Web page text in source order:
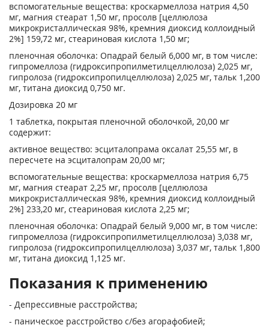
вспомогательные вещества: кроскармеллоза натрия 4,50
мг, магния стеарат 1,50 мг, просолв [целлюлоза
микрокристаллическая 98%, кремния диоксид коллоидный
2%] 159,72 мг, стеариновая кислота 1,50 мг;
пленочная оболочка: Опадрай белый 6,000 мг, в том числе:
гипромеллоза (гидроксипропилметилцеллюлоза) 2,025 мг,
гипролоза (гидроксипропилцеллюлоза) 2,025 мг, тальк 1,200
мг, титана диоксид 0,750 мг.
Дозировка 20 мг
1 таблетка, покрытая пленочной оболочкой, 20,00 мг
содержит:
активное вещество: эсциталопрама оксалат 25,55 мг, в
пересчете на эсциталопрам 20,00 мг;
вспомогательные вещества: кроскармеллоза натрия 6,75
мг, магния стеарат 2,25 мг, просолв [целлюлоза
микрокристаллическая 98%, кремния диоксид коллоидный
2%] 233,20 мг, стеариновая кислота 2,25 мг;
пленочная оболочка: Опадрай белый 9,000 мг, в том числе:
гипромеллоза (гидроксипропилметилцеллюлоза) 3,038 мг,
гипролоза (гидроксипропилцеллюлоза) 3,037 мг, тальк 1,800
мг, титана диоксид 1,125 мг.
Показания к применению
- Депрессивные расстройства;
- паническое расстройство с/без агорафобией;